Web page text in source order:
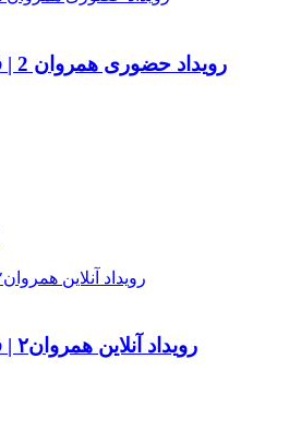
رویداد حضوری همروان 2 | فرایند کوچینگ استعدادیابی
رویداد آنلاین همروان۲ | فرایند کوچینگ استعدادیابی